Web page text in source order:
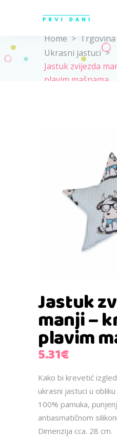
Home > Trgovina
Ukrasni jastuci>
Jastuk zvijezda
plavim mašnama
Jastuk
manji –
plavim
5.31€
Kako bi krevetić
ukrasni jastuci u
100% pamuka,
antiasmatičnom
Dimenzija cca. 28 cm.